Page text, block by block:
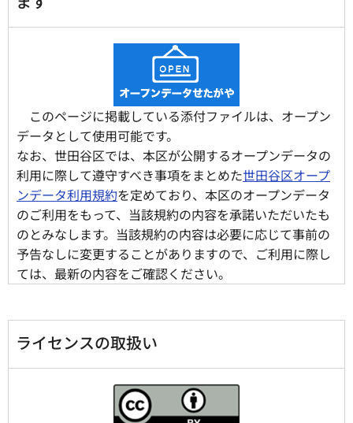
このページに掲載している添付ファイルは、オープン
データとして使用可能です。
なお、世田谷区では、本区が公開するオープンデータの
利用に際して遵守すべき事項をまとめた世田谷区オープ
ンデータ利用規約を定めており、本区のオープンデータ
のご利用をもって、当該規約の内容を承諾いただいたも
のとみなします。当該規約の内容は必要に応じて事前の
予告なしに変更することがありますので、ご利用に際し
ては、最新の内容をご確認ください。
ライセンスの取扱い